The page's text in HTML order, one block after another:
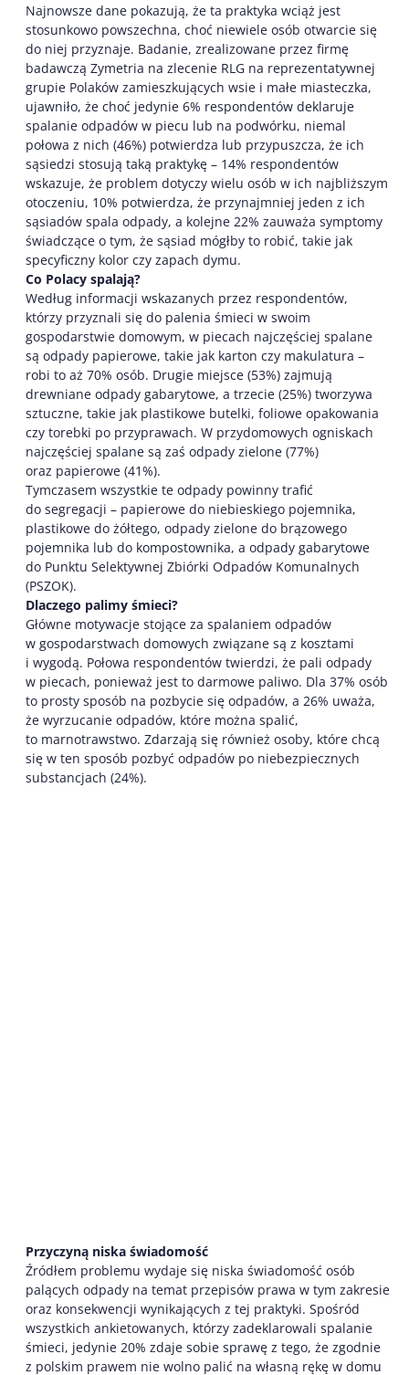
Najnowsze dane pokazują, że ta praktyka wciąż jest
stosunkowo powszechna, choć niewiele osób otwarcie się
do niej przyznaje. Badanie, zrealizowane przez firmę
badawczą Zymetria na zlecenie RLG na reprezentatywnej
grupie Polaków zamieszkujących wsie i małe miasteczka,
ujawniło, że choć jedynie 6% respondentów deklaruje
spalanie odpadów w piecu lub na podwórku, niemal
połowa z nich (46%) potwierdza lub przypuszcza, że ich
sąsiedzi stosują taką praktykę – 14% respondentów
wskazuje, że problem dotyczy wielu osób w ich najbliższym
otoczeniu, 10% potwierdza, że przynajmniej jeden z ich
sąsiadów spala odpady, a kolejne 22% zauważa symptomy
świadczące o tym, że sąsiad mógłby to robić, takie jak
specyficzny kolor czy zapach dymu.
Co Polacy spalają?
Według informacji wskazanych przez respondentów,
którzy przyznali się do palenia śmieci w swoim
gospodarstwie domowym, w piecach najczęściej spalane
są odpady papierowe, takie jak karton czy makulatura –
robi to aż 70% osób. Drugie miejsce (53%) zajmują
drewniane odpady gabarytowe, a trzecie (25%) tworzywa
sztuczne, takie jak plastikowe butelki, foliowe opakowania
czy torebki po przyprawach. W przydomowych ogniskach
najczęściej spalane są zaś odpady zielone (77%)
oraz papierowe (41%).
Tymczasem wszystkie te odpady powinny trafić
do segregacji – papierowe do niebieskiego pojemnika,
plastikowe do żółtego, odpady zielone do brązowego
pojemnika lub do kompostownika, a odpady gabarytowe
do Punktu Selektywnej Zbiórki Odpadów Komunalnych
(PSZOK).
Dlaczego palimy śmieci?
Główne motywacje stojące za spalaniem odpadów
w gospodarstwach domowych związane są z kosztami
i wygodą. Połowa respondentów twierdzi, że pali odpady
w piecach, ponieważ jest to darmowe paliwo. Dla 37% osób
to prosty sposób na pozbycie się odpadów, a 26% uważa,
że wyrzucanie odpadów, które można spalić,
to marnotrawstwo. Zdarzają się również osoby, które chcą
się w ten sposób pozbyć odpadów po niebezpiecznych
substancjach (24%).
Przyczyną niska świadomość
Źródłem problemu wydaje się niska świadomość osób
palących odpady na temat przepisów prawa w tym zakresie
oraz konsekwencji wynikających z tej praktyki. Spośród
wszystkich ankietowanych, którzy zadeklarowali spalanie
śmieci, jedynie 20% zdaje sobie sprawę z tego, że zgodnie
z polskim prawem nie wolno palić na własną rękę w domu